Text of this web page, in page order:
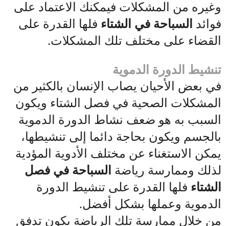
وغيره من المشكلات فيمكنك الاعتماد على
فوائد السباحة في الشتاء فلها القدرة على
القضاء على مختلف تلك المشكلات.
تنشيط الدورة الدموية
في بعض الأحيان يصاب الإنسان بالكثير من
المشكلات الصحية في فصل الشتاء ويكون
السبب به هو ضعف نشاط الدورة الدموية
بالجسم ويكون بحاجة دائما إلى تنشيطها،
يمكن الاستغناء عن مختلف الأدوية المؤدية
لذلك وممارسة رياضة السباحة في فصل
الشتاء فلها القدرة على تنشيط الدورة
الدموية وعملها بشكل أفضل.
من خلال ممارسة تلك الرياضة يكون تدفق